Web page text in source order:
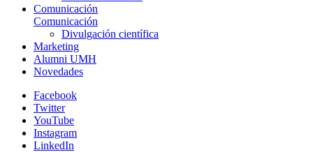
Comunicación
Comunicación
Divulgación científica
Marketing
Alumni UMH
Novedades
Facebook
Twitter
YouTube
Instagram
LinkedIn